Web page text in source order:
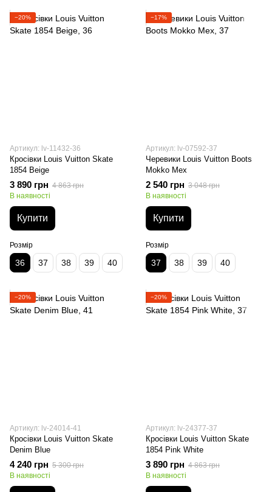
−20%
Артикул: lv-11432-36
Кросівки Louis Vuitton Skate
1854 Beige
3 890 грн 4 863 грн
В наявності
Купити
Розмір
36 37 38 39 40
−17%
Артикул: lv-07592-37
Черевики Louis Vuitton Boots
Mokko Мех
2 540 грн 3 048 грн
В наявності
Купити
Розмір
37 38 39 40
−20%
Артикул: lv-24014-41
Кросівки Louis Vuitton Skate
Denim Blue
4 240 грн 5 300 грн
В наявності
−20%
Артикул: lv-24377-37
Кросівки Louis Vuitton Skate
1854 Pink White
3 890 грн 4 863 грн
В наявності